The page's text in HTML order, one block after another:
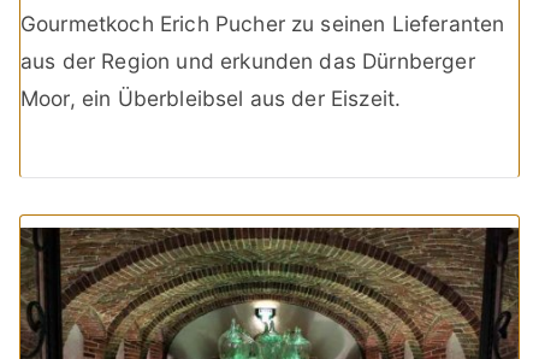
Gourmetkoch Erich Pucher zu seinen Lieferanten
aus der Region und erkunden das Dürnberger
Moor, ein Überbleibsel aus der Eiszeit.